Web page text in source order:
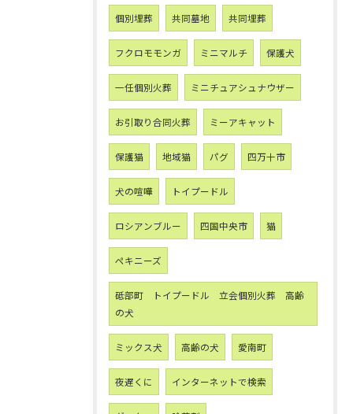
個別埋葬 共同墓地 共同埋葬
フクロモモンガ ミニマルチ 保護犬
一任個別火葬 ミニチュアシュナウザー
お引取り合同火葬 ミーアキャット
保護猫 地域猫 パグ 四万十市
犬の喧嘩 トイプードル
ロシアンブルー 四国中央市 猫
ペキニーズ
砥部町 トイプードル 立会個別火葬 高齢
の犬
ミックス犬 高齢の犬 愛南町
夜遅くに インターネットで検索